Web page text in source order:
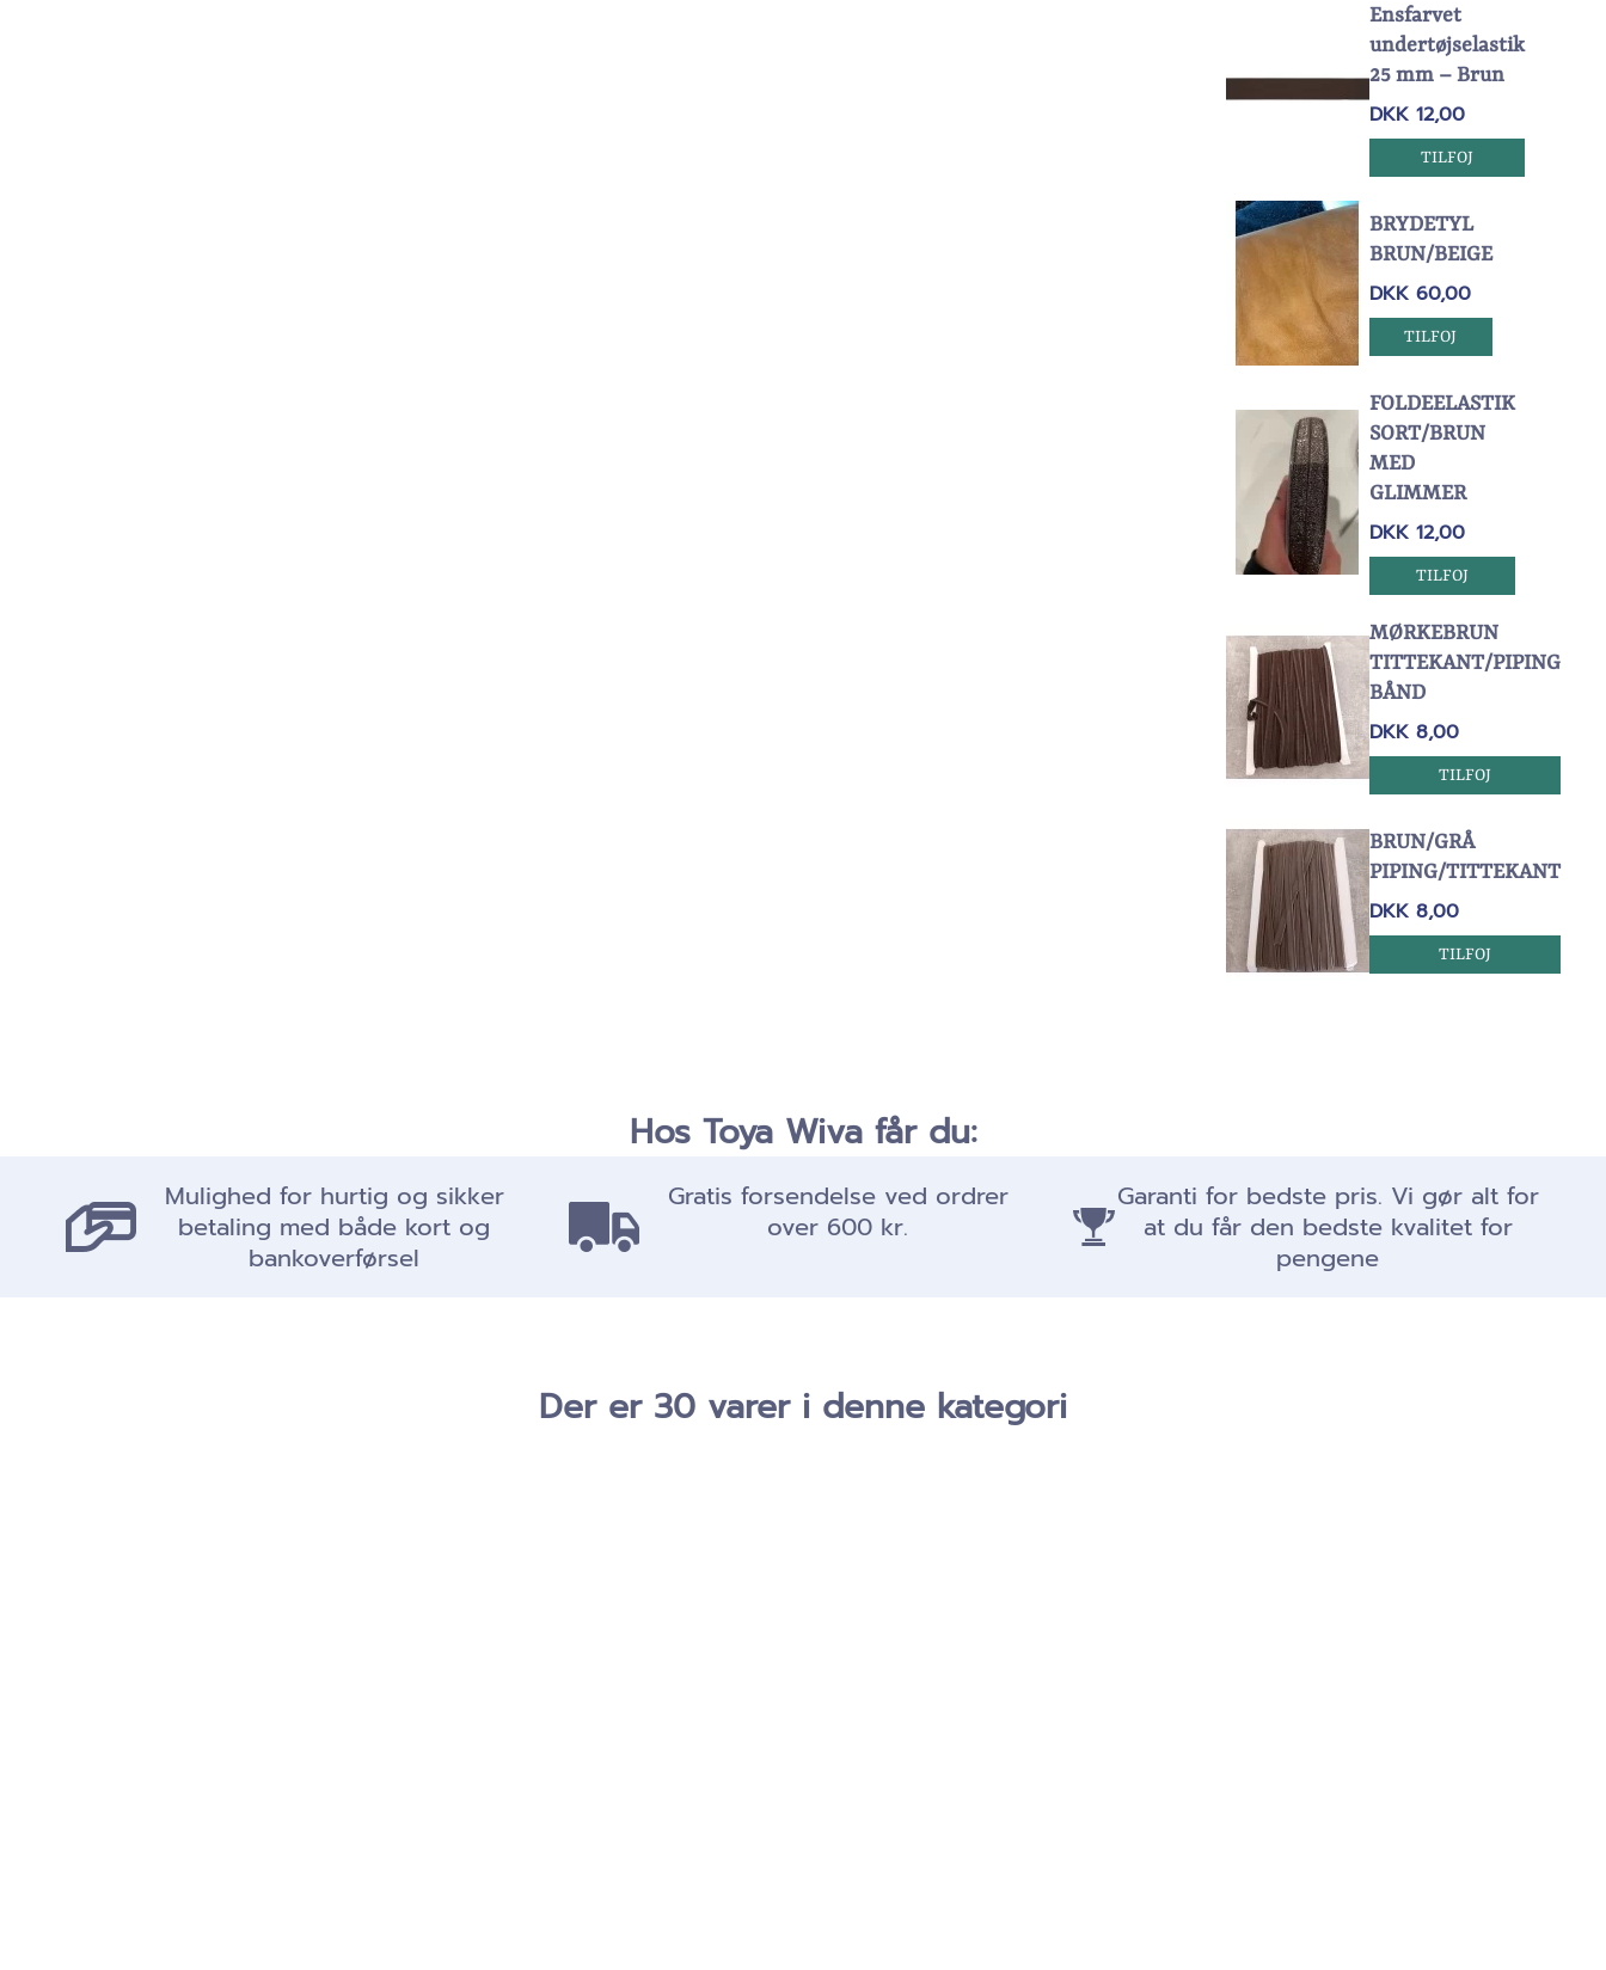
Ensfarvet
undertøjselastik
25 mm – Brun
DKK 12,00
TILFOJ
BRYDETYL
BRUN/BEIGE
DKK 60,00
TILFOJ
FOLDEELASTIK
SORT/BRUN
MED
GLIMMER
DKK 12,00
TILFOJ
MØRKEBRUN
TITTEKANT/PIPING
BÅND
DKK 8,00
TILFOJ
BRUN/GRÅ
PIPING/TITTEKANT
DKK 8,00
TILFOJ
Hos Toya Wiva får du:
Mulighed for hurtig og sikker
betaling med både kort og
bankoverførsel
Gratis forsendelse ved ordrer
over 600 kr.
Garanti for bedste pris. Vi gør alt for
at du får den bedste kvalitet for
pengene
Der er 30 varer i denne kategori